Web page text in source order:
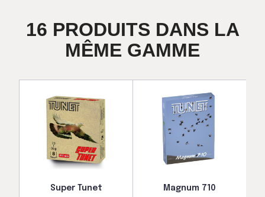
16 PRODUITS DANS LA
MÊME GAMME
Super Tunet Magnum 710